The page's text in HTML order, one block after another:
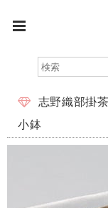
志野織部掛
小鉢